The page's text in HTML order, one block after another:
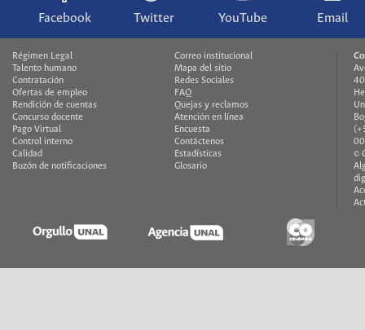
Facebook Twitter YouTube Email
Régimen Legal
Talento humano
Contratación
Ofertas de empleo
Rendición de cuentas
Concurso docente
Pago Virtual
Control interno
Calidad
Buzón de notificaciones
Correo institucional
Mapa del sitio
Redes Sociales
FAQ
Quejas y reclamos
Atención en línea
Encuesta
Contáctenos
Estadísticas
Glosario
©